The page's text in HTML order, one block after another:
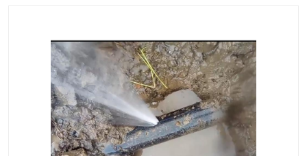
供热管道漏水 排水管道漏水
自来水管漏水 管道疏通
高压车疏通清淤